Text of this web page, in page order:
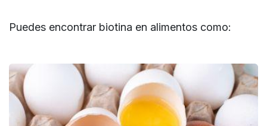
Puedes encontrar biotina en alimentos como: